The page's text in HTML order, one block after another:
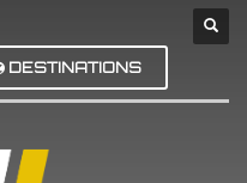
DESTINATIONS